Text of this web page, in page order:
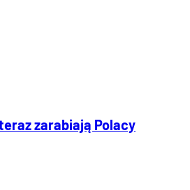
zarabiają Polacy